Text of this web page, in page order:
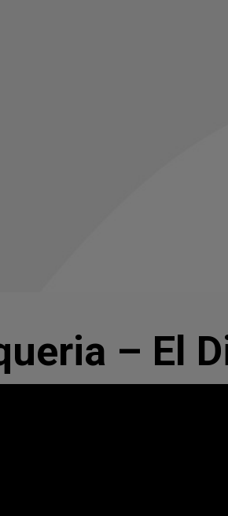
– El